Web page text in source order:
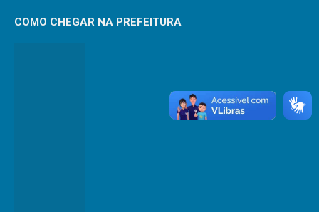
COMO CHEGAR NA PREFEITURA